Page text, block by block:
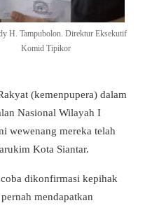
H. Tampubolon. Direktur Eksekutif
Komid Tipikor
(kemenpupera) dalam
Nasional Wilayah I
wewenang mereka telah
Kota Siantar.
dikonfirmasi kepihak
mendapatkan